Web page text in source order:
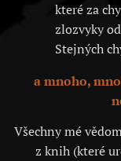
které za
zlozvyky
Stejných
a mnoho,
Všechny mé
z knih (které